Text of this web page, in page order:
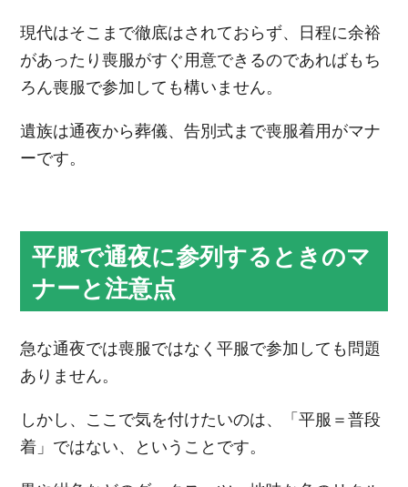
現代はそこまで徹底はされておらず、日程に余裕
があったり喪服がすぐ用意できるのであればもち
ろん喪服で参加しても構いません。
遺族は通夜から葬儀、告別式まで喪服着用がマナ
ーです。
平服で通夜に参列するときのマ
ナーと注意点
急な通夜では喪服ではなく平服で参加しても問題
ありません。
しかし、ここで気を付けたいのは、「平服＝普段
着」ではない、ということです。